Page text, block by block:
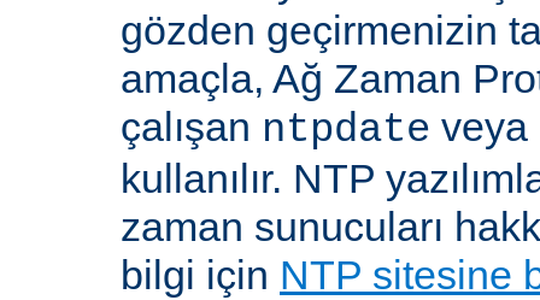
gözden geçirmenizin
amaçla, Ağ Zaman
çalışan ntpdate veya
kullanılır. NTP
zaman sunucuları
bilgi için NTP sitesine